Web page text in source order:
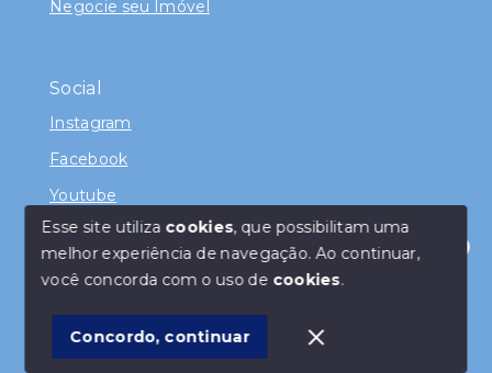
Olá! Como posso te servir ?
Negocie seu Imóvel
Social
Instagram
Facebook
Youtube
© Copyright 2026 - Juliana Ramos - Todos os direitos
SITE PARA IMOBILIARIA
Esse site utiliza cookies, que possibilitam uma
melhor experiência de navegação.Ao continuar,
você concorda com o uso de cookies.
Concordo, continuar